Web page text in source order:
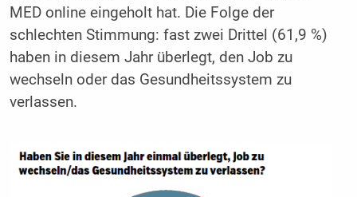
MED online eingeholt hat. Die Folge der
schlechten Stimmung: fast zwei Drittel (61,9 %)
haben in diesem Jahr überlegt, den Job zu
wechseln oder das Gesundheitssystem zu
verlassen.